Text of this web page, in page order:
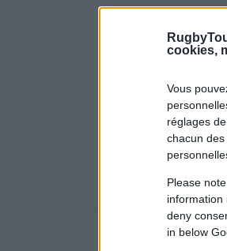
cookies,
Vous
réglages
chacun
Please
information
deny
in below
Liens
Crédit